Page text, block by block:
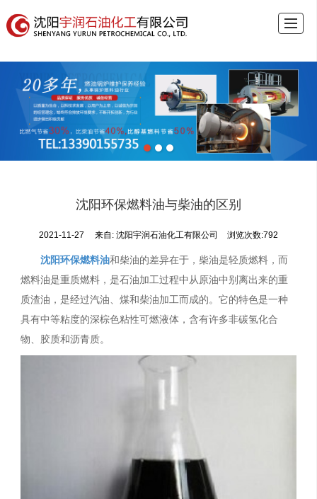
首页 关于宇润 锅炉燃料油燃油锅炉 燃烧器 案例展示 新闻中心联系我们
沈阳环保燃料油与柴油的区别
2021-11-27 来自:沈阳宇润石油化工有限公司 浏览次数:792
沈阳环保燃料油和柴油的差异在于，柴油是轻质燃料，而
燃料油是重质燃料，是石油加工过程中从原油中别离出来的重
质渣油，是经过汽油、煤和柴油加工而成的。它的特色是一种
具有中等粘度的深棕色粘性可燃液体，含有许多非碳氢化合
物、胶质和沥青质。